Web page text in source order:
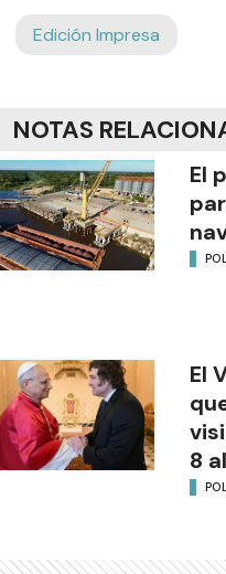
Edición Impresa
NOTAS
El
El
8